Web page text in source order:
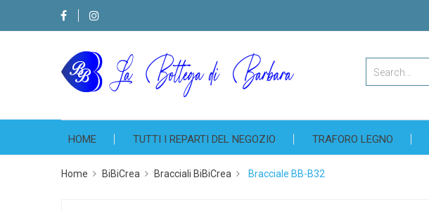
HOME TUTTI I REPARTI DEL NEGOZIO TRAFORO LEGNO
Home BiBiCrea Bracciali BiBiCrea Bracciale BB-B32